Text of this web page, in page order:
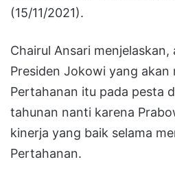
(15/11/2021).
Chairul Ansari menjelaskan,
Presiden Jokowi yang
Pertahanan itu pada pesta
tahunan nanti karena
kinerja yang baik selama
Pertahanan.